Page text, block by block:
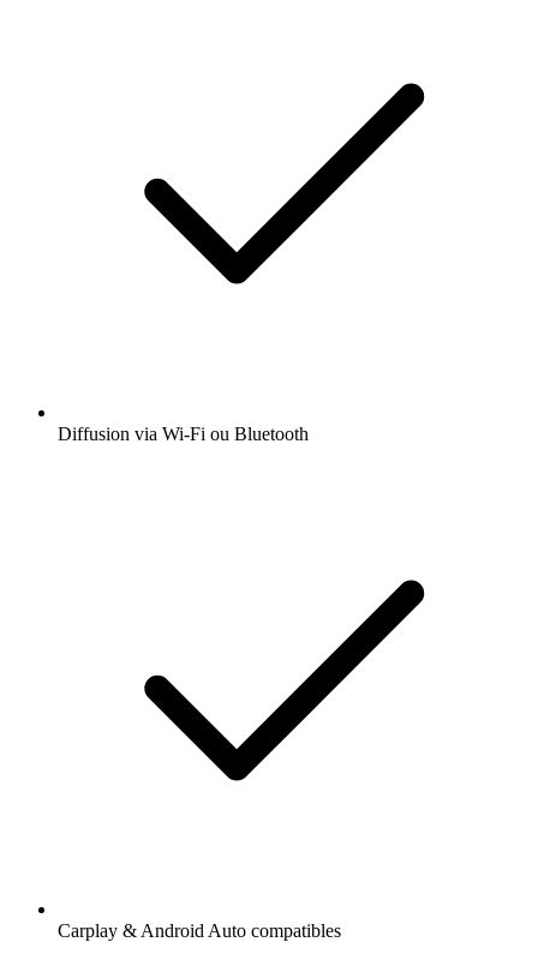
Diffusion via Wi-Fi ou Bluetooth
Carplay & Android Auto compatibles